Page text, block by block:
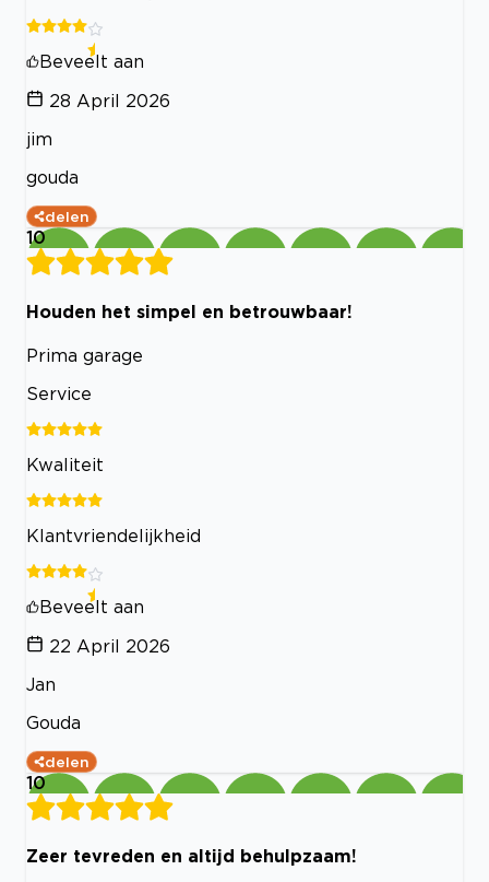
Beveelt aan
28 April 2026
jim
gouda
delen
10
Houden het simpel en betrouwbaar!
Prima garage
Service
Kwaliteit
Klantvriendelijkheid
Beveelt aan
22 April 2026
Jan
Gouda
delen
10
Zeer tevreden en altijd behulpzaam!